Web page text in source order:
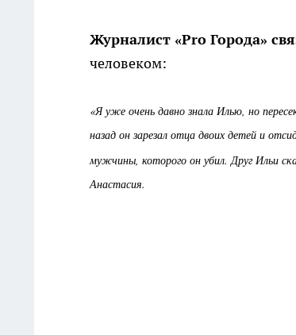
Журналист «Pro Города»
человеком:
«Я уже очень давно знала Илью, но
назад он зарезал отца двоих детей и
мужчины, которого он убил. Друг Ильи
Анастасия.